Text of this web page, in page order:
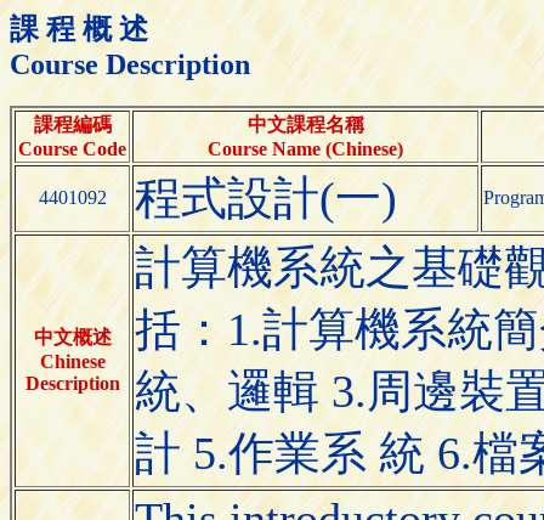
課 程 概 述
Course Description
課程編碼
Course Code
中文課程名稱
Course Name (Chinese)
4401092 程式設計(一)
中文概述
Chinese
Description
計算機系統之基礎
括：1.計算機系統
統、邏輯 3.周邊裝
計 5.作業系 統 6.檔